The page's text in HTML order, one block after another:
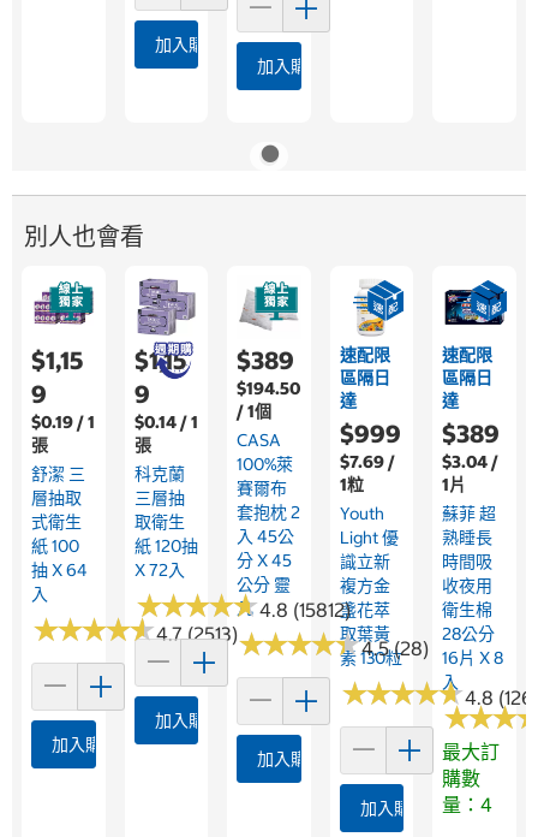
加入購物車
加入購物車
別人也會看
$1,15
9
$0.19 / 1
張
舒潔 三
層抽取
式衛生
紙 100
抽 X 64
入
★★★★★
★★★★★4.7 (2513)
加入購物車
$1,15
9
$0.14 / 1
張
科克蘭
三層抽
取衛生
紙 120抽
X 72入
★★★★★
★★★★★4.8 (15812)
加入購物車
$389
$194.50
/ 1個
CASA
100%萊
賽爾布
套抱枕 2
入 45公
分 X 45
公分 靈
凡
★★★★★
★★★★★4.5 (28)
加入購物車
速配限
區隔日
達
$999
$7.69 /
1粒
Youth
Light 優
識立新
複方金
盞花萃
取葉黃
素 130粒
★★★★★
★★★★★4.8
加入購物車
速配限
區隔日
達
$389
$3.04 /
1片
蘇菲 超
熟睡長
時間吸
收夜用
衛生棉
28公分
16片 X 8
入
★★★
★★★
最大訂
購數
量：4